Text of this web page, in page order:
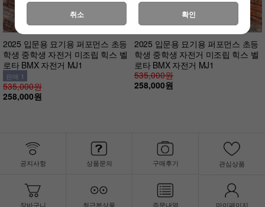
2025 입문용 묘기용 퍼포먼스 초등
학생 중학생 자전거 미조립 힉스 벨
로타 BMX 자전거 MJ1
판매 1
535,000원
258,000원
2025 입문용 묘기용 퍼포먼스 초등
학생 중학생 자전거 미조립 힉스 벨
로타 BMX 자전거 MJ1
535,000원
258,000원
공지사항 상품문의 구매후기 관심상품
장바구니 최근본상품 주문내역 마이페이지
취소 확인